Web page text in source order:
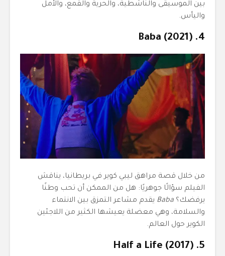
بين الموسيقى والناشطية، والحرية والقمع، والأمل
واليأس.
4. Baba (2021)
من خلال قصة مراهق ليبي كوير في بريطانيا، يناقش
الفيلم سؤالًا جوهريًا: هل من الممكن أن تحب وطنًا
يرفضك؟ Baba يقدم مشاعر التمزق بين الانتماء
والسلامة، وهي معضلة يعيشها الكثير من اللاجئين
الكوير حول العالم.
5. Half a Life (2017)